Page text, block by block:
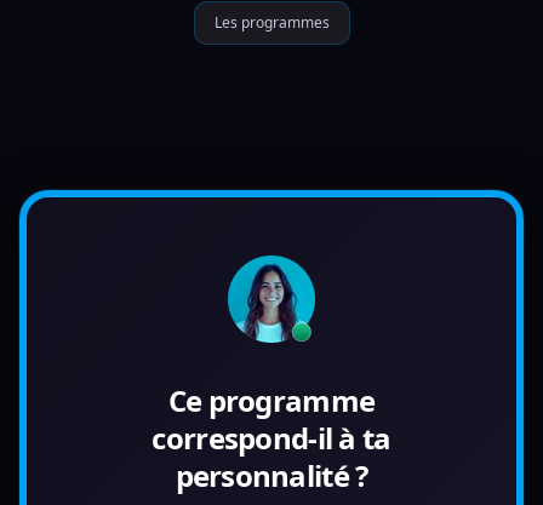
Les programmes
Ce programme
correspond-il à ta
personnalité ?